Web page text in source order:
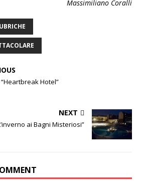
Massimiliano Coralli
Hotel”
NEXT
ai Bagni Misteriosi”